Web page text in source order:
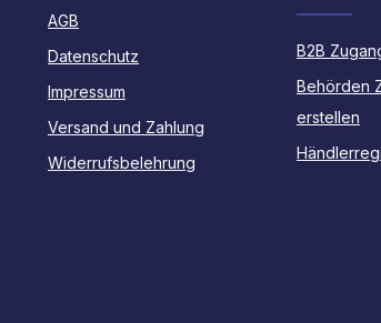
AGB
Datenschutz
Impressum
Versand und Zahlung
Widerrufsbelehrung
B2B
Behörden
erstellen